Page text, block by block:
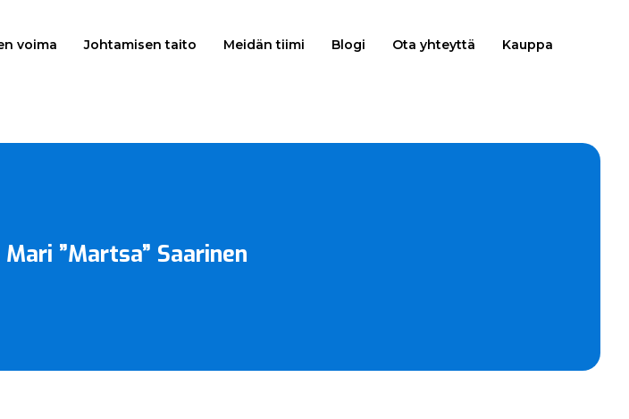
voima Johtamisen taito Meidän tiimi Blogi Ota yhteyttä Kauppa
”Martsa” Saarinen